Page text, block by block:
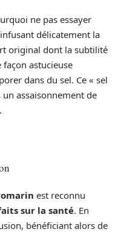
ne pas essayer
délicatement la
original dont la subtilité
astucieuse
dans du sel. Ce « sel
assaisonnement de
est reconnu
sur la santé. En
bénéficiant alors de